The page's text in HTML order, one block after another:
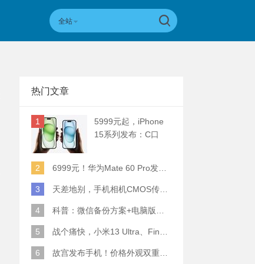
全站
热门文章
1
5999元起，iPhone
15系列发布：C口
2
6999元！华为Mate 60 Pro发布：麒麟9000S+卫星通话 (附初步跑分)
3 天差地别，手机相机CMOS传感器实际面积对比
4 科普：微信备份方案+电脑版丢失数据恢复指南
5 战个痛快，小米13 Ultra、Find X6 Pro、vivo X90 Pro+、小米12SU拍照横评
6 故宫发布手机！价格外观双重逆天！